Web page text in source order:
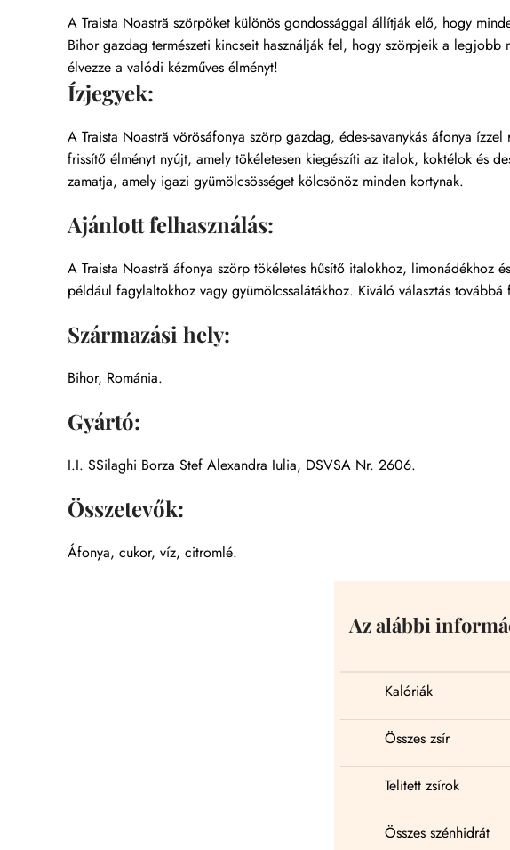
A Traista Noastră szörpöket különös gondossággal állítják elő, hogy
Bihor gazdag természeti kincseit használják fel, hogy szörpjeik a
élvezze a valódi kézműves élményt!
Ízjegyek:
A Traista Noastră vörösáfonya szörp gazdag, édes-savanykás áfonya
frissítő élményt nyújt, amely tökéletesen kiegészíti az italok, koktélok és
zamatja, amely igazi gyümölcsösséget kölcsönöz minden kortynak.
Ajánlott felhasználás:
A Traista Noastră áfonya szörp tökéletes hűsítő italokhoz, limonádékhoz
például fagylaltokhoz vagy gyümölcssalátákhoz. Kiváló választás
Származási hely:
Bihor, Románia.
Gyártó:
I.I. SSilaghi Borza Stef Alexandra Iulia, DSVSA Nr. 2606.
Összetevők:
Áfonya, cukor, víz, citromlé.
Az alábbi
Kalóriák
Összes zsír
Telitett zsírok
Összes szénhidrát